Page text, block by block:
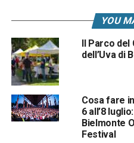
YOU
Il Parco del
dell’Uva di
Cosa fare
6 all’8
Bielmonte
Festival